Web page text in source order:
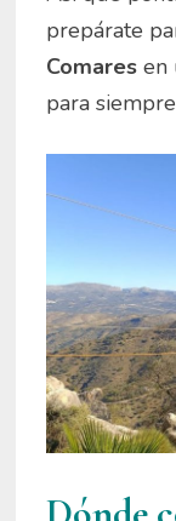
prepárate
Comaresen
para siempre